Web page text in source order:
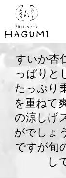
すいか杏
っぱりと
たっぷり
を重ねて
の涼しげ
がでしょ
ですが旬
し